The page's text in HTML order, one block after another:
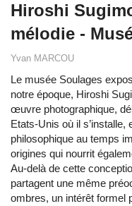
Hiroshi
mélodie -
Yvan MARCOU
Le musée Soulages
notre époque, Hiroshi
œuvre photographique,
Etats-Unis où il s’installe,
philosophique au temps
origines qui nourrit
Au-delà de cette
partagent une même
ombres, un intérêt formel